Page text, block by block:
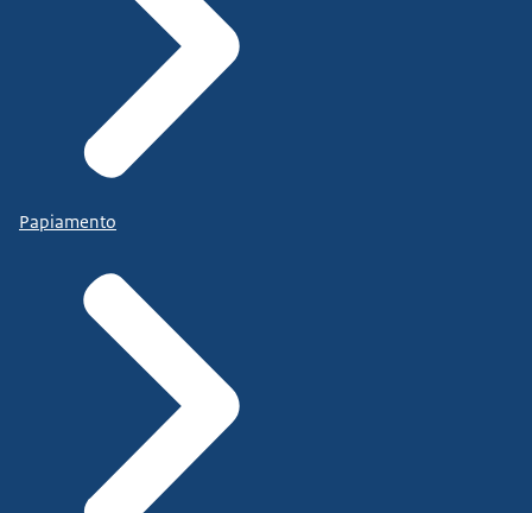
Papiamento